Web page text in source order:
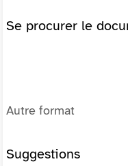
Se procurer le
Autre format
Suggestions